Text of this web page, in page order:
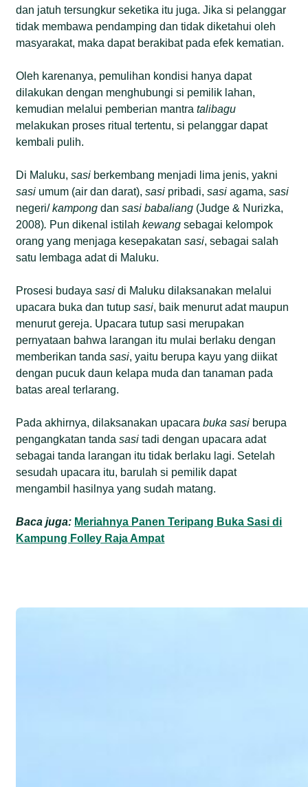
dan jatuh tersungkur seketika itu juga. Jika si pelanggar
tidak membawa pendamping dan tidak diketahui oleh
masyarakat, maka dapat berakibat pada efek kematian.
Oleh karenanya, pemulihan kondisi hanya dapat
dilakukan dengan menghubungi si pemilik lahan,
kemudian melalui pemberian mantratalibagu
melakukan proses ritual tertentu, si pelanggar dapat
kembali pulih.
Di Maluku,sasi berkembang menjadi lima jenis, yakni
sasi umum (air dan darat),sasi pribadi,sasiagama,sasi
negeri/kampongdansasi babaliang (Judge & Nurizka,
2008). Pun dikenal istilahkewangsebagai kelompok
orang yang menjaga kesepakatansasi, sebagai salah
satu lembaga adat di Maluku.
Prosesi budayasasidi Maluku dilaksanakan melalui
upacara buka dan tutupsasi, baik menurut adat maupun
menurut gereja. Upacara tutup sasi merupakan
pernyataan bahwa larangan itu mulai berlaku dengan
memberikan tandasasi, yaitu berupa kayu yang diikat
dengan pucuk daun kelapa muda dan tanaman pada
batas areal terlarang.
Pada akhirnya, dilaksanakan upacarabuka sasi berupa
pengangkatan tandasasi tadi dengan upacara adat
sebagai tanda larangan itu tidak berlaku lagi. Setelah
sesudah upacara itu, barulah si pemilik dapat
mengambil hasilnya yang sudah matang.
Baca juga: Meriahnya Panen Teripang Buka Sasi di
Kampung Folley Raja Ampat